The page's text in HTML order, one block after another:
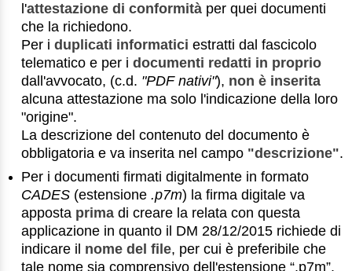
l'attestazione di conformità per quei documenti
che la richiedono.
Per iduplicati informatici estratti dal fascicolo
telematico e per idocumenti redatti in proprio
dall'avvocato, (c.d. "PDF nativi"), non è inserita
alcuna attestazione ma solo l'indicazione della loro
"origine".
La descrizione del contenuto del documento è
obbligatoria e va inserita nel campo "descrizione".
Per i documenti firmati digitalmente in formato
CADES (estensione.p7m) la firma digitale va
apposta prima di creare la relata con questa
applicazione in quanto il DM 28/12/2015 richiede di
indicare il nome del file, per cui è preferibile che
tale nome sia comprensivo dell'estensione “.p7m”.